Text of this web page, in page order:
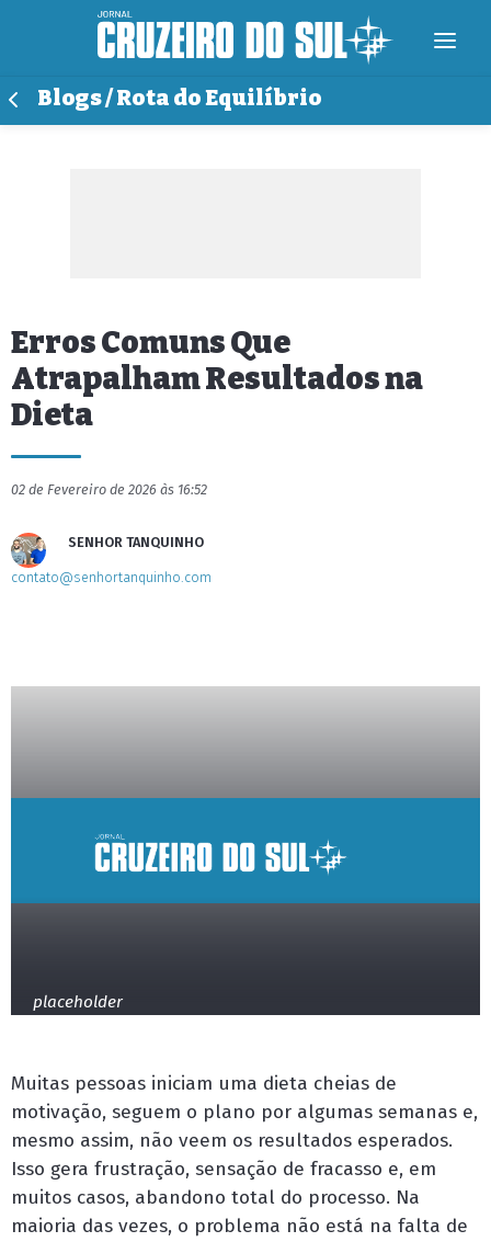
Blogs / Rota do Equilíbrio
Erros Comuns Que
Atrapalham Resultados na
Dieta
02 de Fevereiro de 2026 às 16:52
SENHOR TANQUINHO
contato@senhortanquinho.com
placeholder
Muitas pessoas iniciam uma dieta cheias de
motivação, seguem o plano por algumas semanas e,
mesmo assim, não veem os resultados esperados.
Isso gera frustração, sensação de fracasso e, em
muitos casos, abandono total do processo. Na
maioria das vezes, o problema não está na falta de